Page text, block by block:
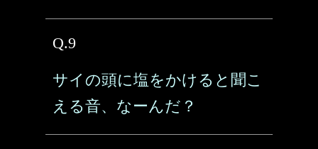
Q.9
サイの頭に塩をかけると聞こ
える音、なーんだ？